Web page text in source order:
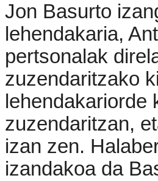
Jon Basurto
lehendakaria,
pertsonalak
zuzendaritzako
zuzendaritzan,
izan zen.
izandakoa da